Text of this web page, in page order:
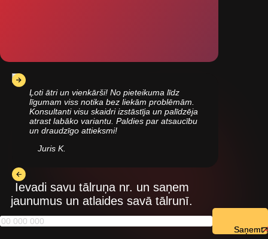
Ļoti ātri un vienkārši! No pieteikuma līdz
līgumam viss notika bez liekām problēmām.
Konsultanti visu skaidri izstāstīja un palīdzēja
atrast labāko variantu. Paldies par atsaucību
un draudzīgo attieksmi!
Juris K.
Ievadi savu tālruņa nr. un saņem
jaunumus un atlaides savā tālrunī.